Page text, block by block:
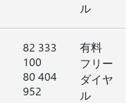
ル
82 333
100
80 404
952
有料
フリー
ダイヤ
ル